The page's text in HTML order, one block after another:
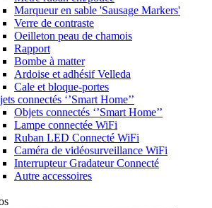
Marqueur en sable 'Sausage Markers'
Verre de contraste
Oeilleton peau de chamois
Rapport
Bombe à matter
Ardoise et adhésif Velleda
Cale et bloque-portes
connectés ‘’Smart Home’’
Objets connectés ‘’Smart Home’’
Lampe connectée WiFi
Ruban LED Connecté WiFi
Caméra de vidéosurveillance WiFi
Interrupteur Gradateur Connecté
Autre accessoires